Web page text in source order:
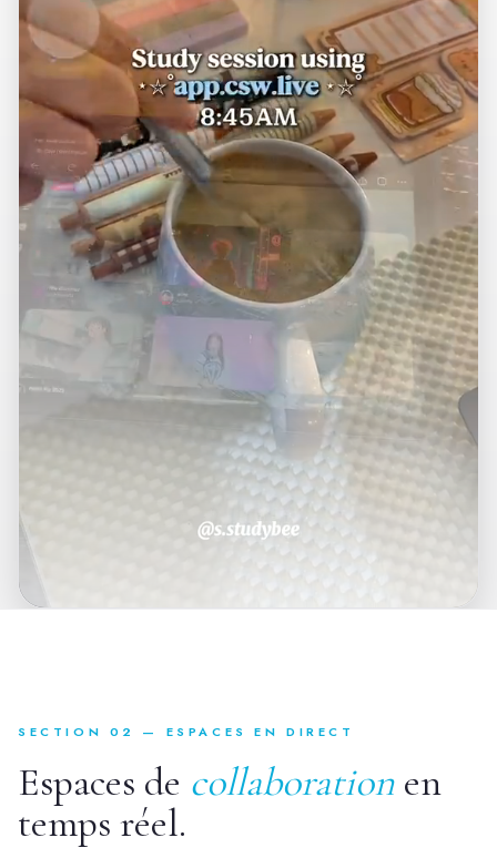
SECTION 02 — ESPACES EN DIRECT
Espaces de collaboration en
temps réel.